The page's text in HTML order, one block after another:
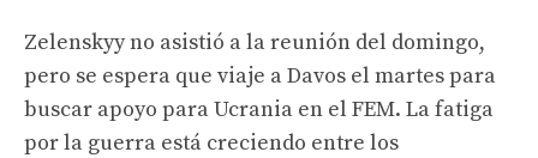
Zelenskyy no asistió a la reunión del domingo,
pero se espera que viaje a Davos el martes para
buscar apoyo para Ucrania en el FEM. La fatiga
por la guerra está creciendo entre los